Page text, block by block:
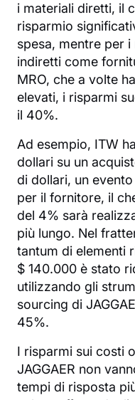
i materiali diretti, il
risparmio
spesa, mentre per
indiretti come
MRO, che a volte
elevati, i risparmi
il 40%.
Ad esempio, ITW
dollari su un
di dollari, un
per il fornitore, il
del 4% sarà
più lungo. Nel
tantum di elementi
$ 140.000 è stato
utilizzando gli
sourcing di
45%.
I risparmi sui costi
JAGGAER non
tempi di risposta